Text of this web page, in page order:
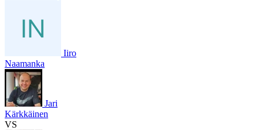
Iiro
Naamanka
Jari
Kärkkäinen
VS